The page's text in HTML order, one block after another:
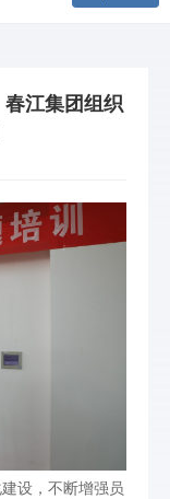
春江集团组织
设，不断增强员